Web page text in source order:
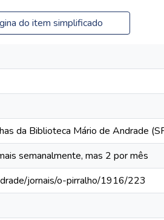
do item simplificado
da Biblioteca Mário de Andrade
semanalmente, mas 2 por mês
jornais/o-pirralho/1916/223